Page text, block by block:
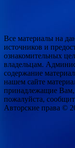
Все материалы на
источников и
ознакомительных
владельцам.
содержание
нашем сайте
принадлежащие
пожалуйста,
Авторские права ©